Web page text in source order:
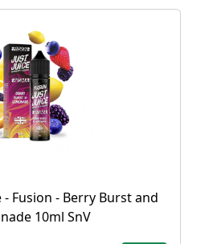
- Fusion - Berry Burst and
10ml SnV